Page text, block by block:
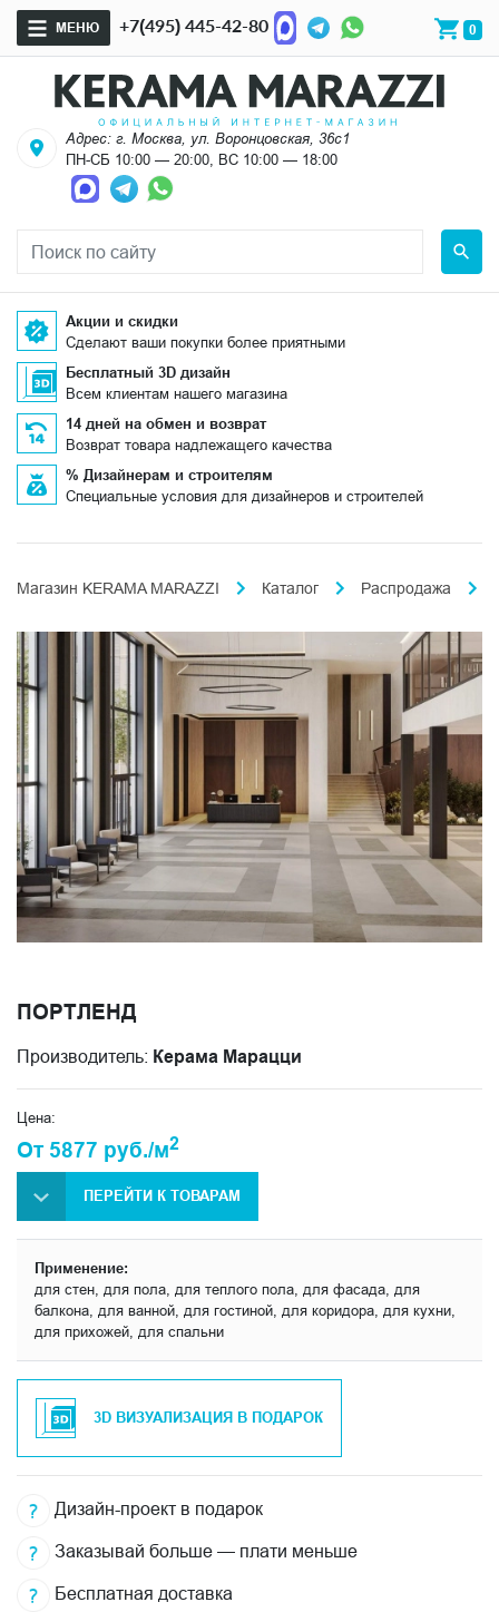
МЕНЮ +7(495) 445-42-80 0
Адрес: г. Москва, ул. Воронцовская, 36с1
ПН-СБ 10:00 — 20:00, ВС 10:00 — 18:00
Акции и скидки
Сделают ваши покупки более приятными
Бесплатный 3D дизайн
Всем клиентам нашего магазина
14 дней на обмен и возврат
Возврат товара надлежащего качества
% Дизайнерам и строителям
Специальные условия для дизайнеров и строителей
Магазин KERAMA MARAZZI Каталог Распродажа
ПОРТЛЕНД
Производитель: Керама Марацци
Цена:
От 5877 руб./м2
ПЕРЕЙТИ К ТОВАРАМ
Применение:
для стен, для пола, для теплого пола, для фасада, для
балкона, для ванной, для гостиной, для коридора, для кухни,
для прихожей, для спальни
3D ВИЗУАЛИЗАЦИЯ В ПОДАРОК
Дизайн-проект в подарок
Заказывай больше — плати меньше
Бесплатная доставка